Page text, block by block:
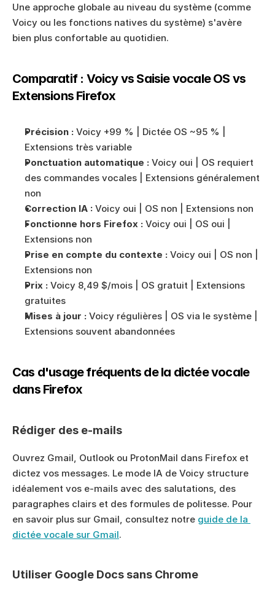
Une approche globale au niveau du système (comme
Voicy ou les fonctions natives du système) s'avère
bien plus confortable au quotidien.
Comparatif : Voicy vs Saisie vocale OS vs
Extensions Firefox
Précision : Voicy +99 % | Dictée OS ~95 % |
Extensions très variable
Ponctuation automatique : Voicy oui | OS requiert
des commandes vocales | Extensions généralement
non
Correction IA : Voicy oui | OS non | Extensions non
Fonctionne hors Firefox : Voicy oui | OS oui |
Extensions non
Prise en compte du contexte : Voicy oui | OS non |
Extensions non
Prix : Voicy 8,49 $/mois | OS gratuit | Extensions
gratuites
Mises à jour : Voicy régulières | OS via le système |
Extensions souvent abandonnées
Cas d'usage fréquents de la dictée vocale
dans Firefox
Rédiger des e-mails
Ouvrez Gmail, Outlook ou ProtonMail dans Firefox et
dictez vos messages. Le mode IA de Voicy structure
idéalement vos e-mails avec des salutations, des
paragraphes clairs et des formules de politesse. Pour
en savoir plus sur Gmail, consultez notre guide de la
dictée vocale sur Gmail.
Utiliser Google Docs sans Chrome